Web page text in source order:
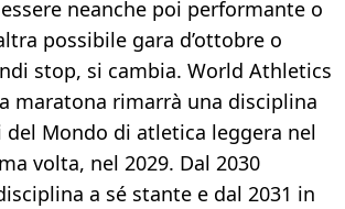
neanche poi performante o
possibile gara d’ottobre o
stop, si cambia. World Athletics
maratona rimarrà una disciplina
del Mondo di atletica leggera nel
volta, nel 2029. Dal 2030
a sé stante e dal 2031 in